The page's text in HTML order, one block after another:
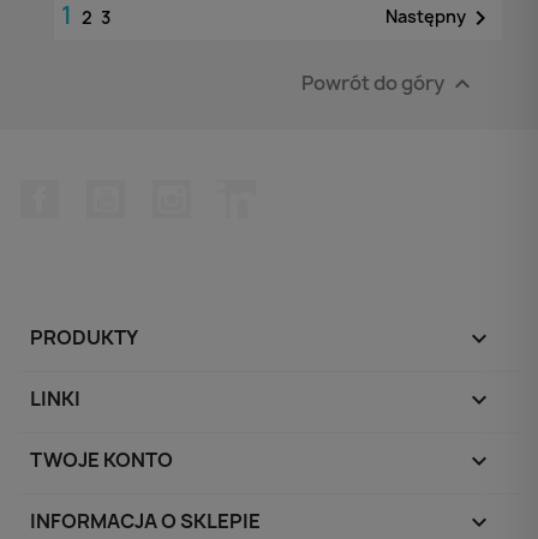
1 2 3 Następny 
Powrót do góry 
PRODUKTY 
LINKI 
TWOJE KONTO 
INFORMACJA O SKLEPIE keyboard_arrow_down